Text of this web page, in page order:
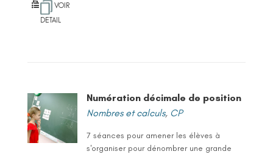
VOIR
DETAIL
Numération décimale de position
Nombres et calculs, CP
7 séances pour amener les élèves à
s'organiser pour dénombrer une grande